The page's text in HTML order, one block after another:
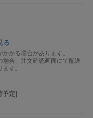
る
かる場合があります。
合、注文確認画面にて配送
す。
予定]